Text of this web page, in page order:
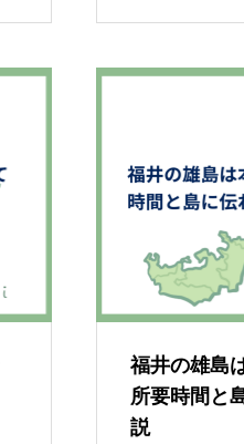
福井の雄島
所要時間と
説